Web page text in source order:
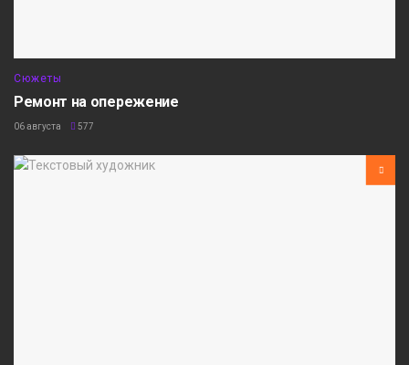
Сюжеты
Ремонт на опережение
06 августа 577